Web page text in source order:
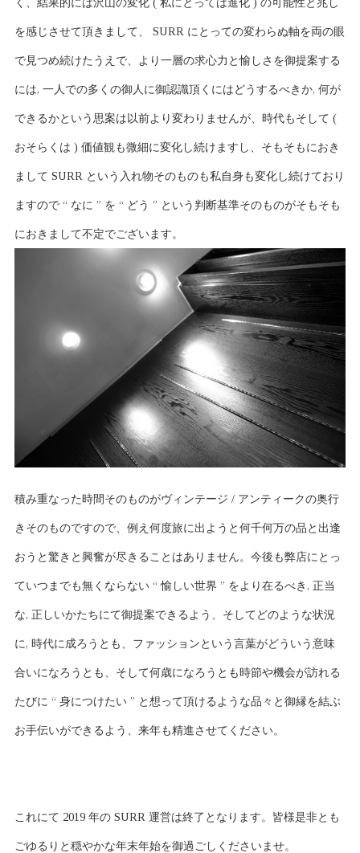
く、結果的には沢山の変化 ( 私にとっては進化 ) の可能性と兆し
を感じさせて頂きまして、 SURR にとっての変わらぬ軸を両の眼
で見つめ続けたうえで、より一層の求心力と愉しさを御提案する
には, 一人での多くの御人に御認識頂くにはどうするべきか, 何が
できるかという思案は以前より変わりませんが、時代もそして (
おそらくは ) 価値観も微細に変化し続けますし、そもそもにおき
まして SURR という入れ物そのものも私自身も変化し続けており
ますので “ なに ” を “ どう ” という判断基準そのものがそもそも
におきまして不定でございます。
積み重なった時間そのものがヴィンテージ / アンティークの奥行
きそのものですので、例え何度旅に出ようと何千何万の品と出逢
おうと驚きと興奮が尽きることはありません。今後も弊店にとっ
ていつまでも無くならない “ 愉しい世界 ” をより在るべき, 正当
な, 正しいかたちにて御提案できるよう、そしてどのような状況
に, 時代に成ろうとも、ファッションという言葉がどういう意味
合いになろうとも、そして何歳になろうとも時節や機会が訪れる
たびに “ 身につけたい ” と想って頂けるような品々と御縁を結ぶ
お手伝いができるよう、来年も精進させてください。
これにて 2019 年の SURR 運営は終了となります。皆様是非とも
ごゆるりと穏やかな年末年始を御過ごしくださいませ。